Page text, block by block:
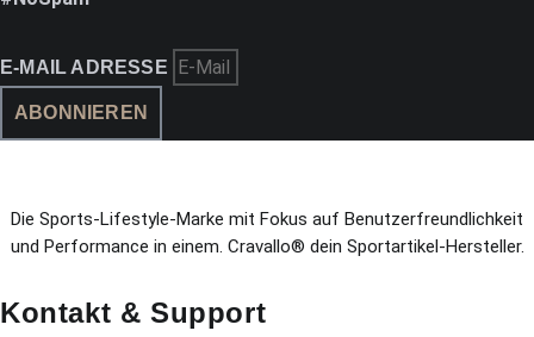
E-MAIL ADRESSE
ABONNIEREN
Die Sports-Lifestyle-Marke mit Fokus auf Benutzerfreundlichkeit
und Performance in einem. Cravallo® dein Sportartikel-Hersteller.
Kontakt & Support